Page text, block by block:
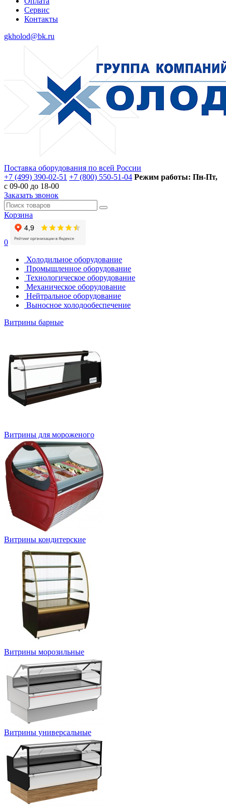
Сервис
Контакты
gkholod@bk.ru
Поставка оборудования по всей России
+7 (499) 390-02-51 +7 (800) 550-51-04 Режим работы: Пн-Пт,
с 09-00 до 18-00
Заказать звонок
Корзина
0
Холодильное оборудование
Промышленное оборудование
Технологическое оборудование
Механическое оборудование
Нейтральное оборудование
Выносное холодообеспечение
Витрины барные
Витрины для мороженого
Витрины кондитерские
Витрины морозильные
Витрины универсальные